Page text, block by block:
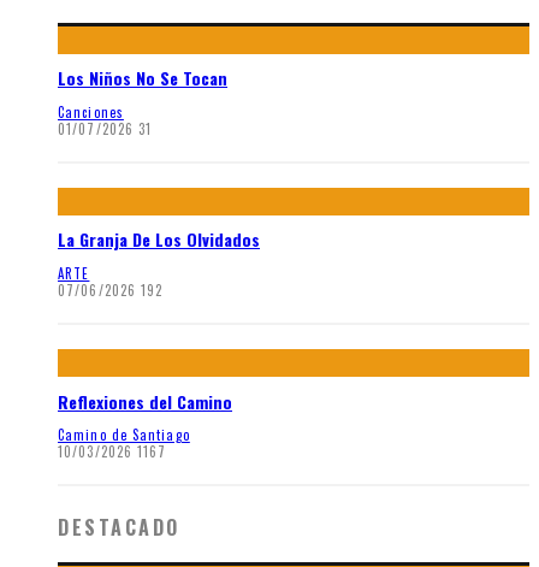
Los Niños No Se Tocan
Canciones
01/07/2026 31
La Granja De Los Olvidados
ARTE
07/06/2026 192
Reflexiones del Camino
Camino de Santiago
10/03/2026 1167
DESTACADO